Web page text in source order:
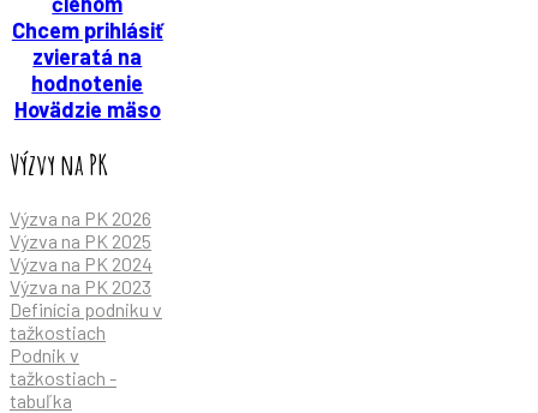
Chcem prihlásiť
zvieratá na
hodnotenie
Hovädzie mäso
Výzvy na PK
Výzva na PK 2026
Výzva na PK 2025
Výzva na PK 2024
Výzva na PK 2023
Definícia podniku v
tažkostiach
Podnik v
tažkostiach -
tabuľka